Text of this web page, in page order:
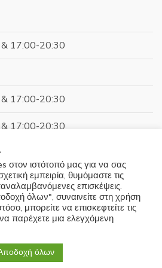
17:00-20:30
17:00-20:30
17:00-20:30
Home. All Rights Reserved
byWrk.gr
στον ιστότοπό μας για να σας
εμπειρία, θυμόμαστε τις
επισκέψεις.
όλων", συναινείτε στη χρήση
μπορείτε να επισκεφτείτε τις
παρέχετε μια ελεγχόμενη
όλων